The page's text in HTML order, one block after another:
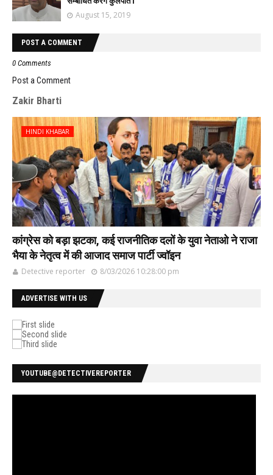
August 15, 2019
POST A COMMENT
0 Comments
Post a Comment
Zakir Bharti
HINDI KHABAR
कांग्रेस को बड़ा झटका, कई राजनीतिक दलों के युवा नेताओ ने राजा
भैया के नेतृत्व में की आजाद समाज पार्टी ज्वॉइन
Detective reporter 8/03/2026 10:28:00 pm
ADVERTISE WITH US
YOUTUBE@DETECTIVEREPORTER